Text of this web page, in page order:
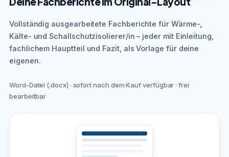
Vollständig ausgearbeitete Fachberichte für Wärme-,
Kälte- und Schallschutzisolierer/in – jeder mit Einleitung,
fachlichem Hauptteil und Fazit, als Vorlage für deine
eigenen.
Word-Datei (.docx) · sofort nach dem Kauf verfügbar · frei
bearbeitbar